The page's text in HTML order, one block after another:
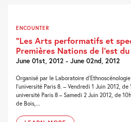
ENCOUNTER
“Les Arts performatifs et
Premières Nations de l’est du
June 01st, 2012 - June 02nd, 2012
Organisé par le Laboratoire
l’université Paris 8. – Vendredi 1 Juin 2012,
université Paris 8 – Samedi 2 Juin 2012, de
de Bois,...